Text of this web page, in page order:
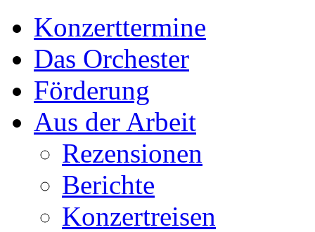
Konzerttermine
Das Orchester
Förderung
Aus der Arbeit
Rezensionen
Berichte
Konzertreisen